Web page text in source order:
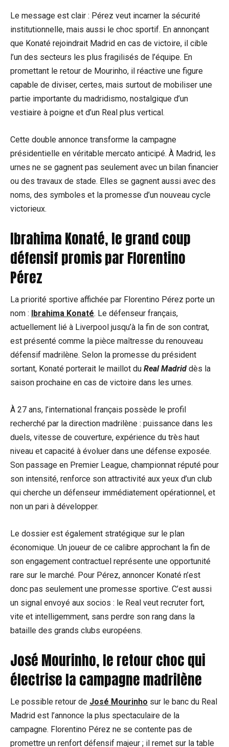
Le message est clair : Pérez veut incarner la sécurité
institutionnelle, mais aussi le choc sportif. En annonçant
que Konaté rejoindrait Madrid en cas de victoire, il cible
l’un des secteurs les plus fragilisés de l’équipe. En
promettant le retour de Mourinho, il réactive une figure
capable de diviser, certes, mais surtout de mobiliser une
partie importante du madridismo, nostalgique d’un
vestiaire à poigne et d’un Real plus vertical.
Cette double annonce transforme la campagne
présidentielle en véritable mercato anticipé. À Madrid, les
urnes ne se gagnent pas seulement avec un bilan financier
ou des travaux de stade. Elles se gagnent aussi avec des
noms, des symboles et la promesse d’un nouveau cycle
victorieux.
Ibrahima Konaté, le grand coup
défensif promis par Florentino
Pérez
La priorité sportive affichée par Florentino Pérez porte un
nom : Ibrahima Konaté. Le défenseur français,
actuellement lié à Liverpool jusqu’à la fin de son contrat,
est présenté comme la pièce maîtresse du renouveau
défensif madrilène. Selon la promesse du président
sortant, Konaté porterait le maillot du Real Madrid dès la
saison prochaine en cas de victoire dans les urnes.
À 27 ans, l’international français possède le profil
recherché par la direction madrilène : puissance dans les
duels, vitesse de couverture, expérience du très haut
niveau et capacité à évoluer dans une défense exposée.
Son passage en Premier League, championnat réputé pour
son intensité, renforce son attractivité aux yeux d’un club
qui cherche un défenseur immédiatement opérationnel, et
non un pari à développer.
Le dossier est également stratégique sur le plan
économique. Un joueur de ce calibre approchant la fin de
son engagement contractuel représente une opportunité
rare sur le marché. Pour Pérez, annoncer Konaté n’est
donc pas seulement une promesse sportive. C’est aussi
un signal envoyé aux socios : le Real veut recruter fort,
vite et intelligemment, sans perdre son rang dans la
bataille des grands clubs européens.
José Mourinho, le retour choc qui
électrise la campagne madrilène
Le possible retour de José Mourinho sur le banc du Real
Madrid est l’annonce la plus spectaculaire de la
campagne. Florentino Pérez ne se contente pas de
promettre un renfort défensif majeur ; il remet sur la table